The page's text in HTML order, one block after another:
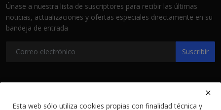
Únase a nuestra lista de suscriptores para recibir las últimas
noticias, actualizaciones y ofertas especiales directamente en su
bandeja de entrada
Suscribir
Esta web sólo utiliza cookies propias con finalidad técnica y